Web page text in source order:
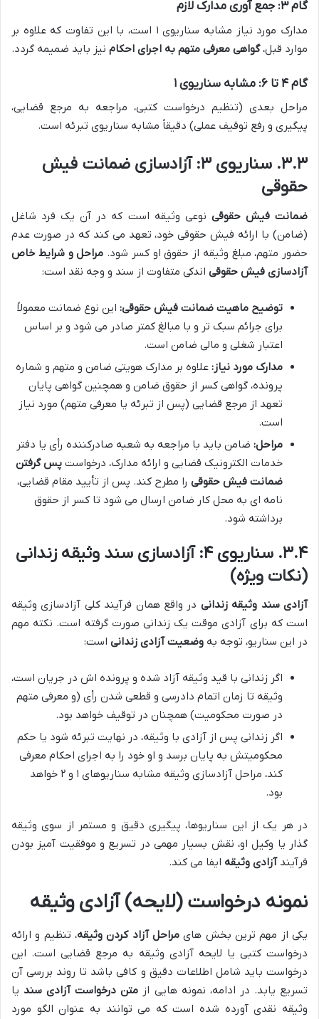
گام ۳: جمع آوری مدارک لازم
مدارک مورد نیاز مشابه سناریوی ۱ است، با این تفاوت که علاوه بر
موارد قبل،گواهی معرفی متهم به اجرای احکام نیز باید ضمیمه گردد.
گام ۴ تا ۶: مشابه سناریوی ۱
مراحل بعدی (تنظیم درخواست کتبی، مراجعه به مرجع قضایی،
پیگیری و رفع توقیف عملی) دقیقاً مشابه سناریوی تبرئه است.
۳.۳. سناریوی ۳: آزادسازی ضمانت فیش
حقوقی
ضمانت فیش حقوقی نوعی وثیقه است که در آن یک فرد شاغل
(ضامن) با ارائه فیش حقوقی خود، تعهد می کند که در صورت عدم
حضور متهم، مبلغ وثیقه از حقوق او کسر شود. مراحل و شرایط خاص
آزادسازی فیش حقوقی اندکی متفاوت از سند و وجه نقد است:
توضیح ماهیت ضمانت فیش حقوقی: این نوع ضمانت معمولاً
برای جرائم سبک تر و با مبالغ کمتر صادر می شود و بر اساس
اعتبار شغلی و مالی ضامن است.
مدارک مورد نیاز: علاوه بر مدارک هویتی ضامن و متهم و شماره
پرونده، گواهی کسر از حقوق ضامن و همچنین گواهی پایان
تعهد از مرجع قضایی (پس از تبرئه یا معرفی متهم) مورد نیاز
است.
مراحل: ضامن باید با مراجعه به شعبه صادرکننده رأی یا دفتر
خدمات الکترونیک قضایی و ارائه مدارک، درخواست پس گرفتن
ضمانت فیش حقوقی را مطرح کند. پس از تأیید مقام قضایی،
نامه ای به محل کار ضامن ارسال می شود تا کسر از حقوق
برداشته شود.
۳.۴. سناریوی ۴: آزادسازی سند وثیقه زندانی
(نکات ویژه)
آزادی سند وثیقه زندانی در واقع همان فرآیند کلی آزادسازی وثیقه
است که برای آزادی موقت یک زندانی صورت گرفته است. نکته مهم
در این سناریو، توجه به وضعیت آزادی زندانی است:
اگر زندانی با قید وثیقه آزاد شده و پرونده اش در جریان است،
وثیقه تا زمان اتمام دادرسی و قطعی شدن رأی (و معرفی متهم
در صورت محکومیت) همچنان در توقیف خواهد بود.
اگر زندانی پس از آزادی با وثیقه، در نهایت تبرئه شود یا حکم
محکومیتش به پایان برسد و او خود را به اجرای احکام معرفی
کند، مراحل آزادسازی وثیقه مشابه سناریوهای ۱ و ۲ خواهد
بود.
در هر یک از این سناریوها، پیگیری دقیق و مستمر از سوی وثیقه
گذار یا وکیل او، نقش بسیار مهمی در تسریع و موفقیت آمیز بودن
فرآیندآزادی وثیقه ایفا می کند.
نمونه درخواست (لایحه) آزادی وثیقه
یکی از مهم ترین بخش های مراحل آزاد کردن وثیقه، تنظیم و ارائه
درخواست کتبی یا لایحه آزادی وثیقه به مرجع قضایی است. این
درخواست باید شامل اطلاعات دقیق و کافی باشد تا روند بررسی آن
تسریع یابد. در ادامه، نمونه هایی از متن درخواست آزادی سندیا
وثیقه نقدی آورده شده است که می توانند به عنوان الگو مورد